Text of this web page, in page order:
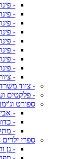
-
-
-
-
-
-
-
-
-
- ציוד
- פלקטים
ספורט
-
-
-
ספרי
- גן